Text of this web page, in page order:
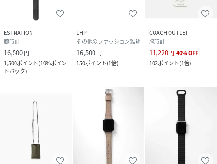
素材 牛革
サイズ 38・40・41
PB6533_F2331G604
F2331G604-395-01A PB6533
ESTNATION
腕時計
16,500円
1,500ポイント(10%ポイン
トバック)
LHP
その他のファッション雑貨
16,500円
150ポイント(1倍)
COACH OUTLET
腕時計
11,220円 40%OFF
102ポイント(1倍)